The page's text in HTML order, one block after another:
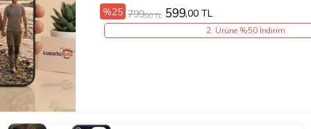
%25 799,00 TL 599,00 TL
2. Ürüne %50 İndirim